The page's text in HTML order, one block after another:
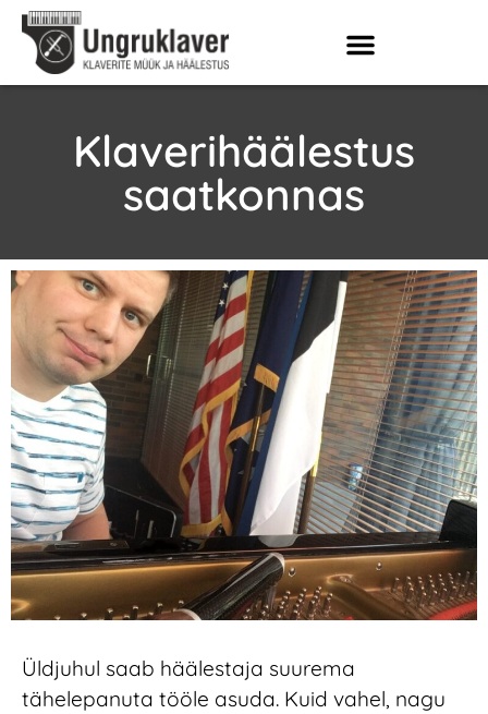
Klaverihäälestus
saatkonnas
Üldjuhul saab häälestaja suurema
tähelepanuta tööle asuda. Kuid vahel, nagu